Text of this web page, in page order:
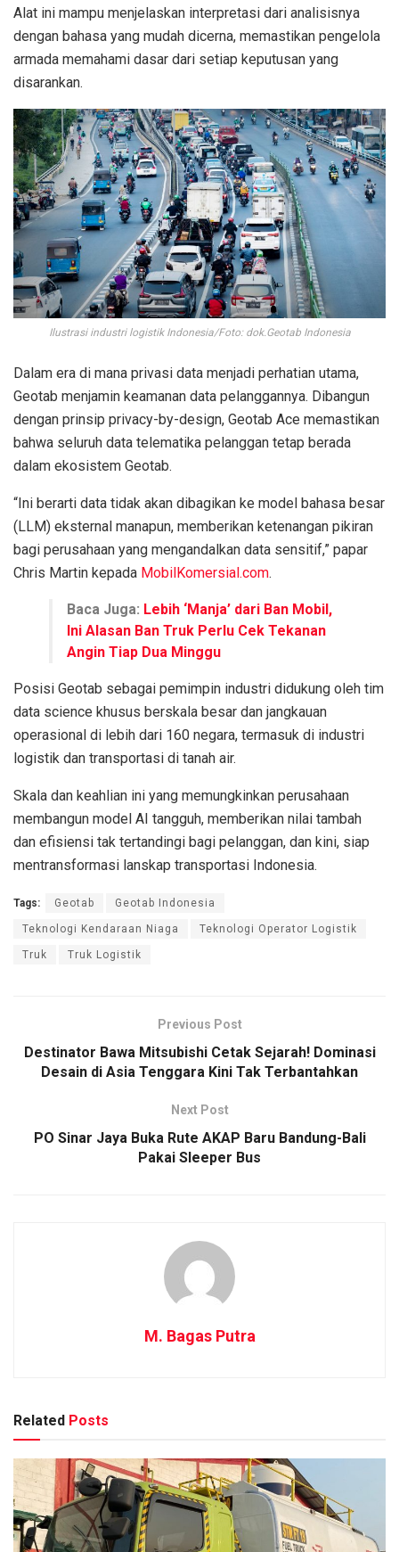
Alat ini mampu menjelaskan interpretasi dari analisisnya
dengan bahasa yang mudah dicerna, memastikan pengelola
armada memahami dasar dari setiap keputusan yang
disarankan.
Ilustrasi industri logistik Indonesia/Foto: dok.Geotab Indonesia
Dalam era di mana privasi data menjadi perhatian utama,
Geotab menjamin keamanan data pelanggannya. Dibangun
dengan prinsip privacy-by-design, Geotab Ace memastikan
bahwa seluruh data telematika pelanggan tetap berada
dalam ekosistem Geotab.
“Ini berarti data tidak akan dibagikan ke model bahasa besar
(LLM) eksternal manapun, memberikan ketenangan pikiran
bagi perusahaan yang mengandalkan data sensitif,” papar
Chris Martin kepada MobilKomersial.com.
Baca Juga: Lebih ‘Manja’ dari Ban Mobil,
Ini Alasan Ban Truk Perlu Cek Tekanan
Angin Tiap Dua Minggu
Posisi Geotab sebagai pemimpin industri didukung oleh tim
data science khusus berskala besar dan jangkauan
operasional di lebih dari 160 negara, termasuk di industri
logistik dan transportasi di tanah air.
Skala dan keahlian ini yang memungkinkan perusahaan
membangun model AI tangguh, memberikan nilai tambah
dan efisiensi tak tertandingi bagi pelanggan, dan kini, siap
mentransformasi lanskap transportasi Indonesia.
Tags: Geotab Geotab Indonesia
Teknologi Kendaraan Niaga Teknologi Operator Logistik
Truk Truk Logistik
Previous Post
Destinator Bawa Mitsubishi Cetak Sejarah! Dominasi
Desain di Asia Tenggara Kini Tak Terbantahkan
Next Post
PO Sinar Jaya Buka Rute AKAP Baru Bandung-Bali
Pakai Sleeper Bus
M. Bagas Putra
Related Posts